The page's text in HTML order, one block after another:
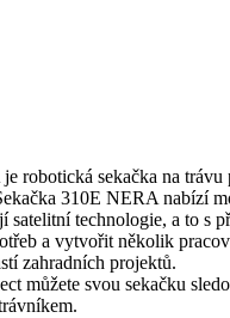
robotická sekačka na
310E NERA nabízí
satelitní technologie, a to
a vytvořit několik
zahradních projektů.
můžete svou sekačku